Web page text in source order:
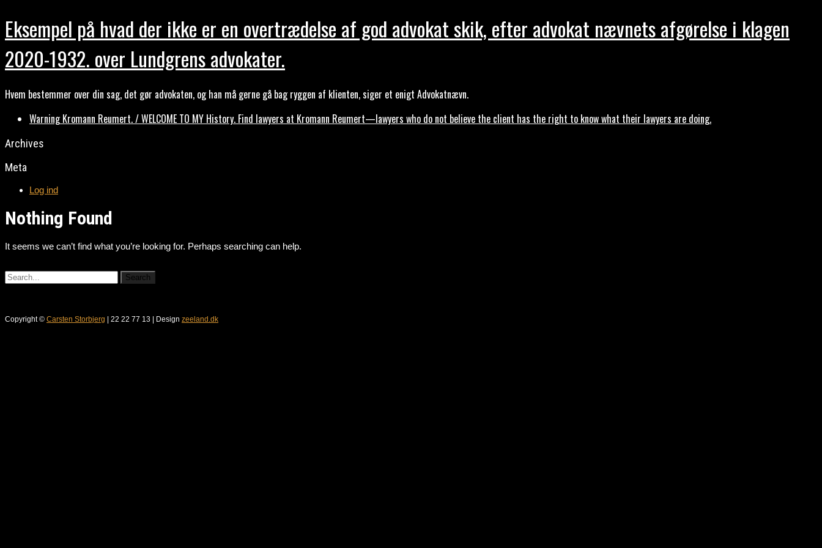
Eksempel på hvad der ikke er en overtrædelse af god advokat skik, efter advokat nævnets afgørelse i klagen
2020-1932. over Lundgrens advokater.
Hvem bestemmer over din sag, det gør advokaten, og han må gerne gå bag ryggen af klienten, siger et enigt Advokatnævn.
Warning Kromann Reumert. / WELCOME TO MY History. Find lawyers at Kromann Reumert—lawyers who do not believe the client has the right to know what their lawyers are doing.
Archives
Meta
Log ind
Nothing Found
It seems we can’t find what you’re looking for. Perhaps searching can help.
Copyright © Carsten Storbjerg | 22 22 77 13 | Design zeeland.dk